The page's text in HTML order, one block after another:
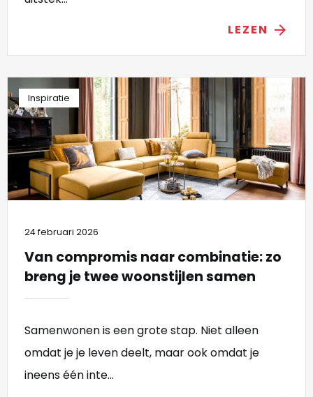
LEZEN arrow_forward
Inspiratie
24 februari 2026
Van compromis naar combinatie: zo
breng je twee woonstijlen samen
Samenwonen is een grote stap. Niet alleen
omdat je je leven deelt, maar ook omdat je
ineens één inte...